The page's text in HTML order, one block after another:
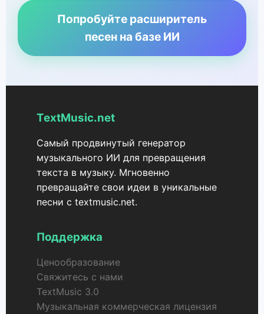
Попробуйте расширитель
песен на базе ИИ
TextMusic.net
Самый продвинутый генератор
музыкального ИИ для превращения
текста в музыку. Мгновенно
превращайте свои идеи в уникальные
песни с textmusic.net.
Поддержка
Ценообразование
Свяжитесь с нами
TextMusic 3.0
Музыкальная коммерческая лицензия